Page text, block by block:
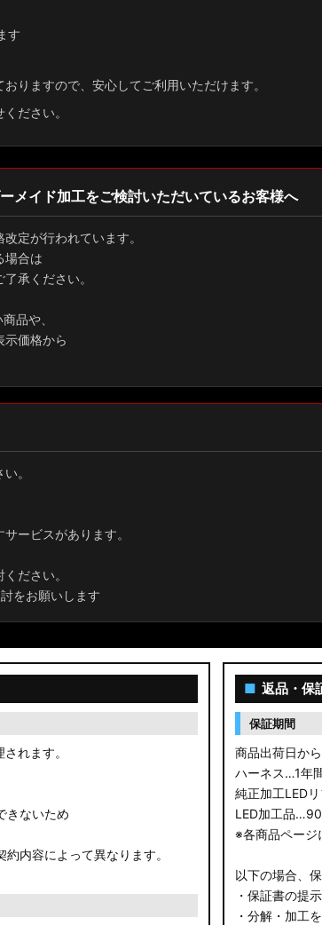
す
りますので、安心してご利用いただけます。
ださい。
メイド加工をご検討いただいているお客様へ
定が行われています。
場合は
承ください。
品や、
示価格から
。
ービスがあります。
ださい。
をお願いします
れます。
きないため
内容によって異なります。
■ 返品・保
保証期間
商品出荷日か
ハーネス…1年
純正加工LED
LED加工品
※各商品ページ
以下の場合、
・保証書の提
・分解・加工